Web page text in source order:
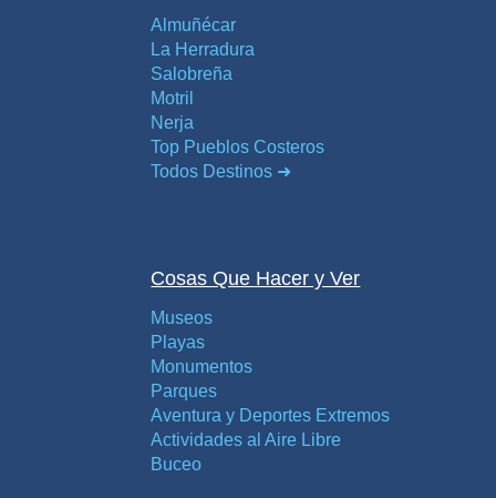
Almuñécar
La Herradura
Salobreña
Motril
Nerja
Top Pueblos Costeros
Todos Destinos ➜
Cosas Que Hacer y Ver
Museos
Playas
Monumentos
Parques
Aventura y Deportes Extremos
Actividades al Aire Libre
Buceo